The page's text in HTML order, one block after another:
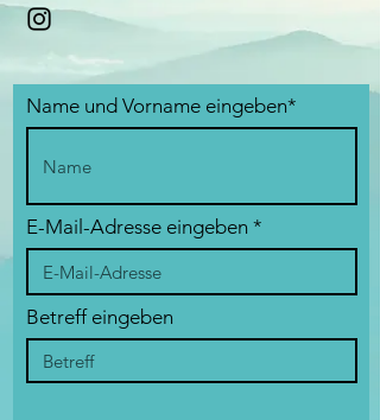
Name und Vorname eingeben*
E-Mail-Adresse eingeben
Betreff eingeben